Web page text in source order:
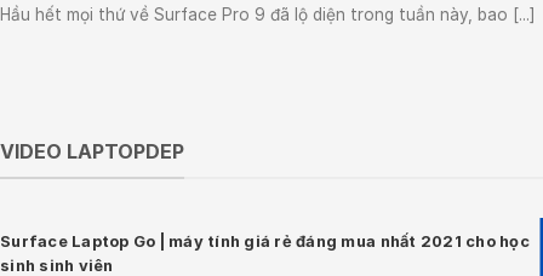
Hầu hết mọi thứ về Surface Pro 9 đã lộ diện trong tuần này, bao [...]
VIDEO LAPTOPDEP
Surface Laptop Go | máy tính giá rẻ đáng mua nhất 2021 cho học
sinh sinh viên